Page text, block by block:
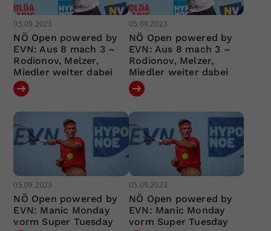
05.09.2023
NÖ Open powered by
EVN: Aus 8 mach 3 –
Rodionov, Melzer,
Miedler weiter dabei
05.09.2023
NÖ Open powered by
EVN: Aus 8 mach 3 –
Rodionov, Melzer,
Miedler weiter dabei
05.09.2023
NÖ Open powered by
EVN: Manic Monday
vorm Super Tuesday
05.09.2023
NÖ Open powered by
EVN: Manic Monday
vorm Super Tuesday